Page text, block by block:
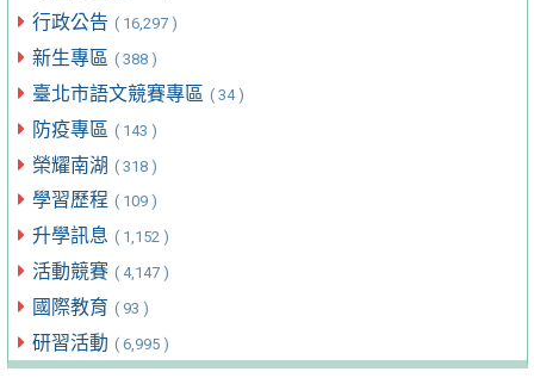
行政公告 ( 16,297 )
新生專區 ( 388 )
臺北市語文競賽專區 ( 34 )
防疫專區 ( 143 )
榮耀南湖 ( 318 )
學習歷程 ( 109 )
升學訊息 ( 1,152 )
活動競賽 ( 4,147 )
國際教育 ( 93 )
研習活動 ( 6,995 )